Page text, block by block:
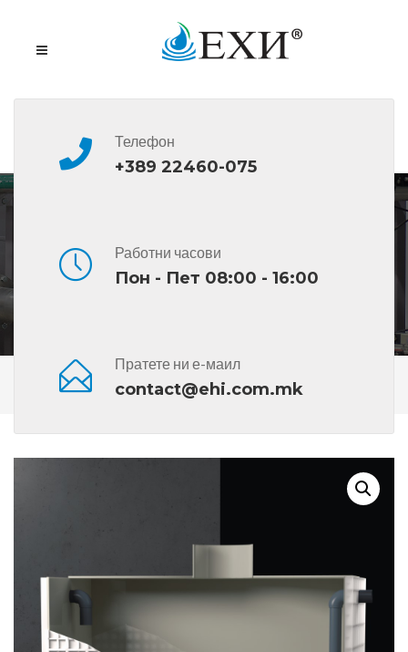
Телефон
+389 22460-075
Работни часови
Пон - Пет 08:00 - 16:00
Пратете ни е-маил
contact@ehi.com.mk
BP OLEX G/P
Сите Производи BP OLEX G/P